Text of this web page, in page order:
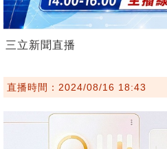
三立新聞直播
直播時間：2024/08/16 18:43